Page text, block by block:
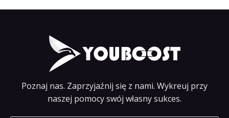
Poznaj nas. Zaprzyjaźnij się z nami. Wykreuj przy
naszej pomocy swój własny sukces.